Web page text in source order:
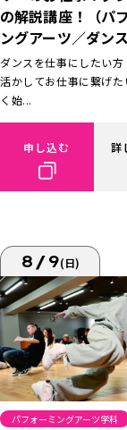
の解説講座！（パ
ングアーツ／ダン
ダンスを仕事にしたい方
活かしてお仕事に繋げた
く始...
申し込む 詳
8/9(日)
パフォーミングアーツ学科